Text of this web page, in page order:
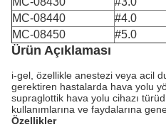
MC-08440
#4.0
MC-08450
#5.0
Ürün Açıklaması
i-gel, özellikle anestezi veya acil
gerektiren hastalarda hava yolu
supraglottik hava yolu cihazı
kullanımlarına ve faydalarına
Özellikler